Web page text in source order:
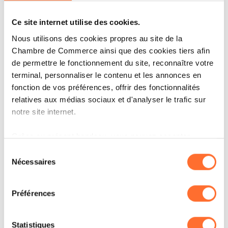
Ce site internet utilise des cookies.
Nous utilisons des cookies propres au site de la
Chambre de Commerce ainsi que des cookies tiers afin
de permettre le fonctionnement du site, reconnaître votre
terminal, personnaliser le contenu et les annonces en
fonction de vos préférences, offrir des fonctionnalités
relatives aux médias sociaux et d'analyser le trafic sur
notre site internet.
Grâce au présent bandeau, vous pouvez accepter,
à l’exception des cookies strictement nécessaires au
fonctionnement du site. Une description des différents
cookies est accessible sous l’onglet « Détails » ci-
dessus.
Il est précisé que la navigation sur le site et certaines
Nécessaires
Préférences
Statistiques
au Luxembourg au-delà de la vie active. Car
n’oublions pas que de nos jours, un peu plus de
la moitié des pensions sont versées à…
l’étranger. Pour inverser cette tendance, nous
devons aider ces populations à tisser un lien
fort avec le pays. L’activité professionnelle
favorise aussi les interactions sociales, les
amitiés et par conséquent l’ancrage dans un
territoire.
Attirer des talents de l’étranger
former nos jeunes talents locaux, ici